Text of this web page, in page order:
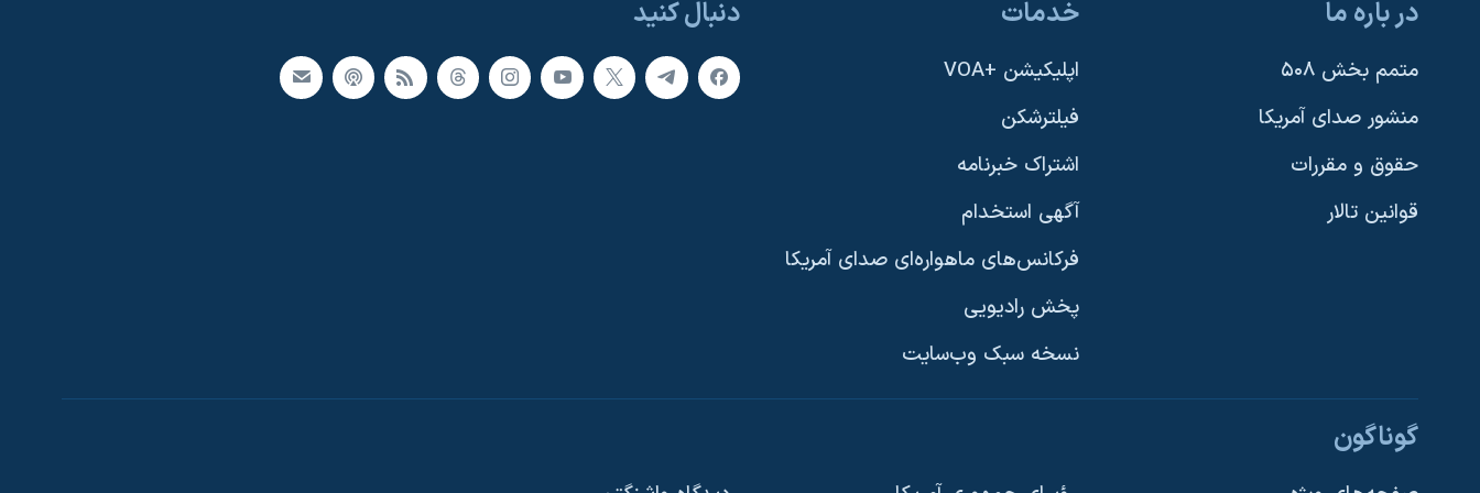
دنبال کنید
دنبال کنید در باره ما
متمم بخش ۵۰۸
منشور صدای آمریکا
حقوق و مقررات
قوانین تالار
خدمات
اپلیکیشن +VOA
فیلترشکن
اشتراک خبرنامه
آگهی استخدام
فرکانس‌های ماهواره‌ای صدای آمریکا
پخش رادیویی
نسخه سبک وب‌سایت
گوناگون